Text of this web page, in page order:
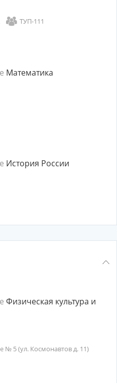
ТУП-111
Математика
История России
Физическая культура и
5 (ул. Космонавтов д. 11)